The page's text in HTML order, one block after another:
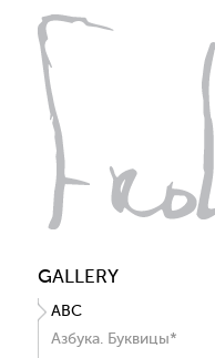
GALLERY
ABC
Азбука. Буквицы*